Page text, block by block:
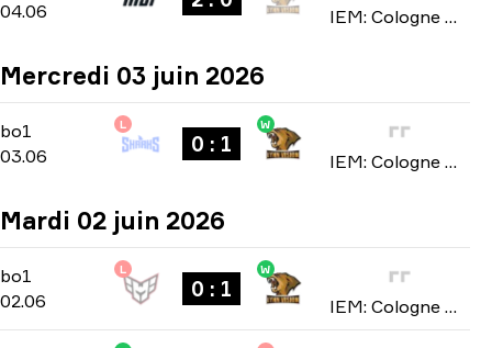
04.06 IEM: Cologne Major 2026
Mercredi 03 juin 2026
bo1
bo1
03.06
L
0 : 1
W
IEM: Cologne Major 2026
Mardi 02 juin 2026
bo1
bo1
02.06
L
0 : 1
W
IEM: Cologne Major 2026